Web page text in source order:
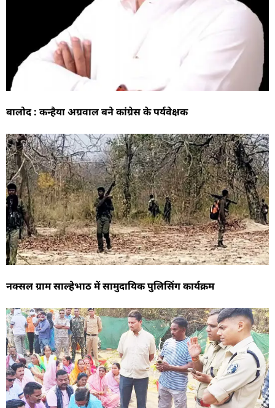
बालोद : कन्हैया अग्रवाल बने कांग्रेस के पर्यवेक्षक
नक्सल ग्राम साल्हेभाठ में सामुदायिक पुलिसिंग कार्यक्रम